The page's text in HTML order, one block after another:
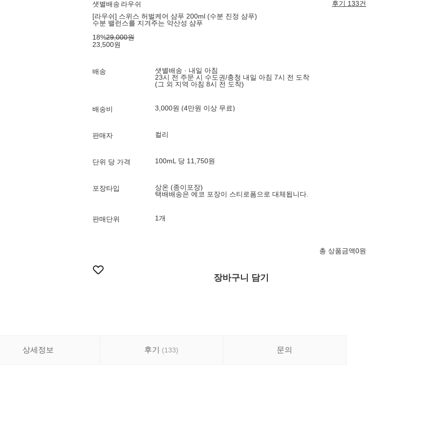
샛별배송 라우쉬
후기 133건
[라우쉬] 스위스 허벌케어 샴푸 200ml (수분 진정 샴푸)
수분 밸런스를 지겨주는 약산성 샴푸
18%29,000원
23,500원
배송
샛별배송 · 내일 아침
23시 전 주문 시 수도권/충청 내일 아침 7시 전 도착
(그 외 지역 아침 8시 전 도착)
배송비 3,000원 (4만원 이상 무료)
판매자 컬리
단위 당 가격 100mL 당 11,750원
포장타입
상온 (종이포장)
택배배송은 에코 포장이 스티로폼으로 대체됩니다.
판매단위 1개
총 상품금액0원
장바구니 담기
상세정보 후기 (133) 문의